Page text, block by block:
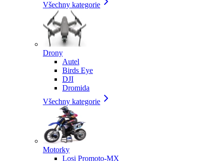
Všechny kategorie
Drony
Autel
Birds Eye
DJI
Dromida
Všechny kategorie
Motorky
Losi Promoto-MX